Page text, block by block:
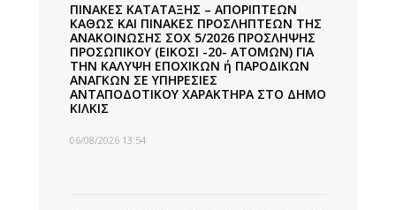
ΠΙΝΑΚΕΣ ΚΑΤΑΤΑΞΗΣ – ΑΠΟΡΙΠΤΕΩΝ
ΚΑΘΩΣ ΚΑΙ ΠΙΝΑΚΕΣ ΠΡΟΣΛΗΠΤΕΩΝ ΤΗΣ
ΑΝΑΚΟΙΝΩΣΗΣ ΣΟΧ 5/2026 ΠΡΟΣΛΗΨΗΣ
ΠΡΟΣΩΠΙΚΟΥ (ΕΙΚΟΣΙ -20- ΑΤΟΜΩΝ) ΓΙΑ
ΤΗΝ ΚΑΛΥΨΗ ΕΠΟΧΙΚΩΝ ή ΠΑΡΟΔΙΚΩΝ
ΑΝΑΓΚΩΝ ΣΕ ΥΠΗΡΕΣΙΕΣ
ΑΝΤΑΠΟΔΟΤΙΚΟΥ ΧΑΡΑΚΤΗΡΑ ΣΤΟ ΔΗΜΟ
ΚΙΛΚΙΣ
06/08/2026 13:54